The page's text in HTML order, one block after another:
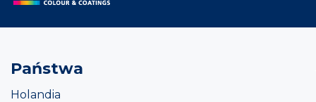
Państwa
Holandia